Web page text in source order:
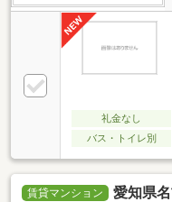
礼金なし
バス・トイレ別
賃貸マンション
愛知県